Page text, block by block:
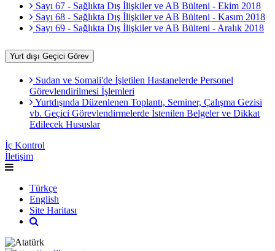
Sayı 67 - Sağlıkta Dış İlişkiler ve AB Bülteni - Ekim 2018
Sayı 68 - Sağlıkta Dış İlişkiler ve AB Bülteni - Kasım 2018
Sayı 69 - Sağlıkta Dış İlişkiler ve AB Bülteni - Aralık 2018
Yurt dışı Geçici Görev
Sudan ve Somali'de İşletilen Hastanelerde Personel
Görevlendirilmesi İşlemleri
Yurtdışında Düzenlenen Toplantı, Seminer, Çalışma Gezisi
vb. Geçici Görevlendirmelerde İstenilen Belgeler ve Dikkat
Edilecek Hususlar
İç Kontrol
İletişim
Türkçe
English
Site Haritası